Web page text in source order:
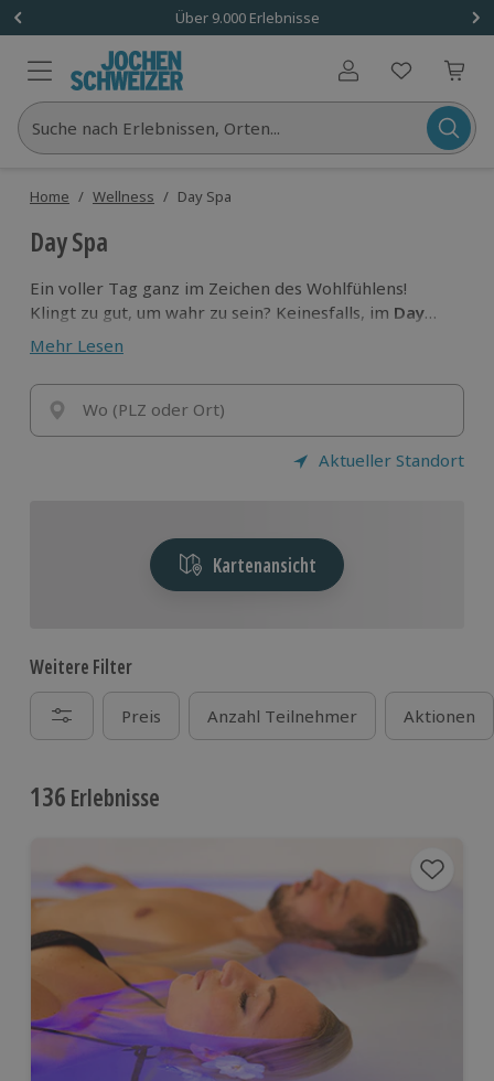
Über 9.000 Erlebnisse
Benutzerkonto
Suche nach Erlebnissen, Orten...
Home / Wellness / Day Spa
Day Spa
Ein voller Tag ganz im Zeichen des Wohlfühlens!
Klingt zu gut, um wahr zu sein? Keinesfalls, im Day
Spa erwarten dich neben Anwendungen wie
Massagenetc. auch ein ausgedehntes
Wellnessprogramm mit Saunaund Co.Schalte ab
und genieß den Tag!
Mehr Lesen
Wo (PLZ oder Ort)
Aktueller Standort
Kartenansicht
Weitere Filter
Preis Anzahl Teilnehmer Aktionen
136 Erlebnisse